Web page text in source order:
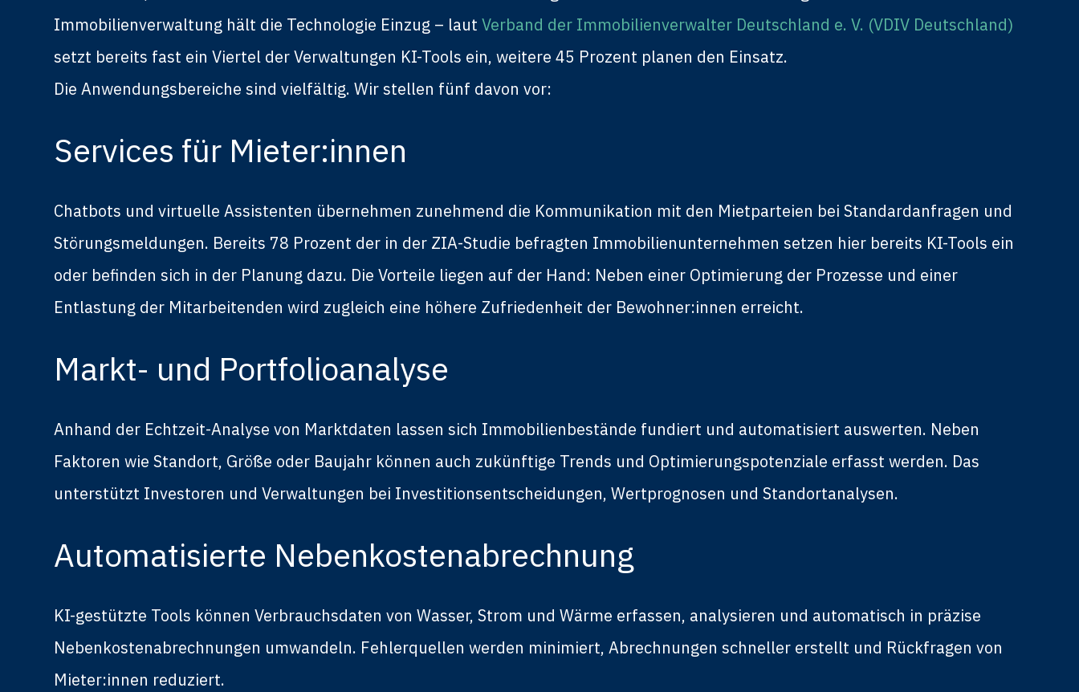
Immobilienverwaltung hält die Technologie Einzug – lautVerband der Immobilienverwalter Deutschland e. V. (VDIV Deutschland)
setzt bereits fast ein Viertel der Verwaltungen KI-Tools ein, weitere 45 Prozent planen den Einsatz.
Die Anwendungsbereiche sind vielfältig. Wir stellen fünf davon vor:
Services für Mieter:innen
Chatbots und virtuelle Assistenten übernehmen zunehmend die Kommunikation mit den Mietparteien bei Standardanfragen und
Störungsmeldungen. Bereits 78 Prozent der in der ZIA-Studie befragten Immobilienunternehmen setzen hier bereits KI-Tools ein
oder befinden sich in der Planung dazu. Die Vorteile liegen auf der Hand: Neben einer Optimierung der Prozesse und einer
Entlastung der Mitarbeitenden wird zugleich eine höhere Zufriedenheit der Bewohner:innen erreicht.
Markt- und Portfolioanalyse
Anhand der Echtzeit-Analyse von Marktdaten lassen sich Immobilienbestände fundiert und automatisiert auswerten. Neben
Faktoren wie Standort, Größe oder Baujahr können auch zukünftige Trends und Optimierungspotenziale erfasst werden. Das
unterstützt Investoren und Verwaltungen bei Investitionsentscheidungen, Wertprognosen und Standortanalysen.
Automatisierte Nebenkostenabrechnung
KI-gestützte Tools können Verbrauchsdaten von Wasser, Strom und Wärme erfassen, analysieren und automatisch in präzise
Nebenkostenabrechnungen umwandeln. Fehlerquellen werden minimiert, Abrechnungen schneller erstellt und Rückfragen von
Mieter:innen reduziert.